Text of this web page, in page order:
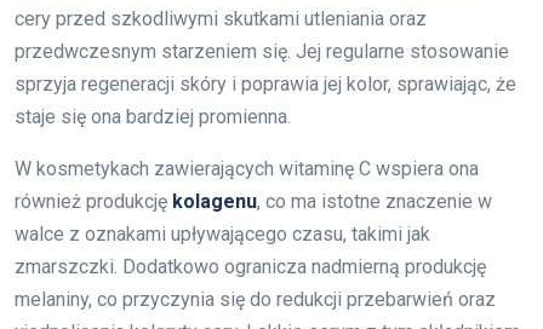
cery przed szkodliwymi skutkami utleniania oraz
przedwczesnym starzeniem się. Jej regularne stosowanie
sprzyja regeneracji skóry i poprawia jej kolor, sprawiając, że
staje się ona bardziej promienna.
W kosmetykach zawierających witaminę C wspiera ona
również produkcję kolagenu, co ma istotne znaczenie w
walce z oznakami upływającego czasu, takimi jak
zmarszczki. Dodatkowo ogranicza nadmierną produkcję
melaniny, co przyczynia się do redukcji przebarwień oraz